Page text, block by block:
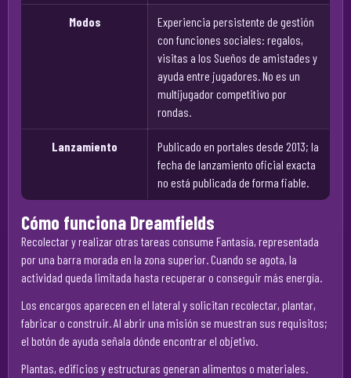
Modos
Experiencia persistente de gestión
con funciones sociales: regalos,
visitas a los Sueños de amistades y
ayuda entre jugadores. No es un
multijugador competitivo por
rondas.
Lanzamiento
Publicado en portales desde 2013; la
fecha de lanzamiento oficial exacta
no está publicada de forma fiable.
Cómo funciona Dreamfields
Recolectar y realizar otras tareas consume Fantasía, representada
por una barra morada en la zona superior. Cuando se agota, la
actividad queda limitada hasta recuperar o conseguir más energía.
Los encargos aparecen en el lateral y solicitan recolectar, plantar,
fabricar o construir. Al abrir una misión se muestran sus requisitos;
el botón de ayuda señala dónde encontrar el objetivo.
Plantas, edificios y estructuras generan alimentos o materiales.